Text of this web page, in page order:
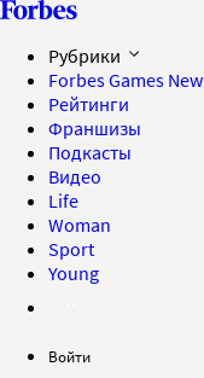
Рубрики
Forbes Games New
Рейтинги
Франшизы
Подкасты
Видео
Life
Woman
Sport
Young
Войти